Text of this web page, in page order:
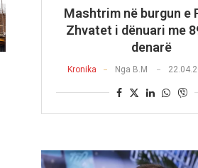
Mashtrim në burgun e
Zhvatet i dënuari me
denarë
Kronika Nga B.M